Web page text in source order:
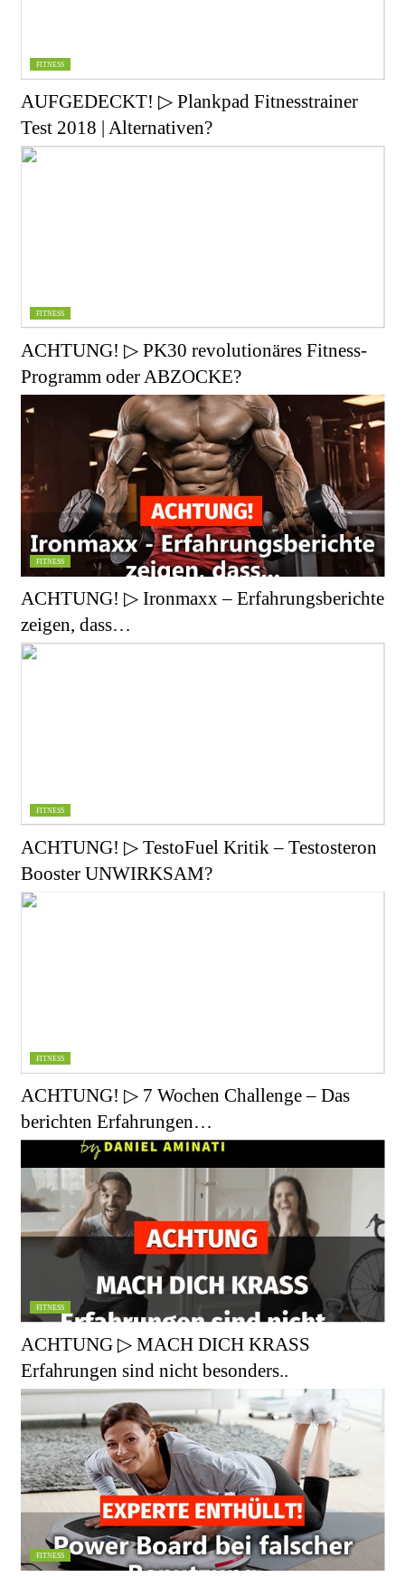
FITNESS
AUFGEDECKT! ▷ Plankpad Fitnesstrainer
Test 2018 | Alternativen?
FITNESS
ACHTUNG! ▷ PK30 revolutionäres Fitness-
Programm oder ABZOCKE?
FITNESS
ACHTUNG! ▷ Ironmaxx – Erfahrungsberichte
zeigen, dass…
FITNESS
ACHTUNG! ▷ TestoFuel Kritik – Testosteron
Booster UNWIRKSAM?
FITNESS
ACHTUNG! ▷ 7 Wochen Challenge – Das
berichten Erfahrungen…
FITNESS
ACHTUNG ▷ MACH DICH KRASS
Erfahrungen sind nicht besonders..
FITNESS